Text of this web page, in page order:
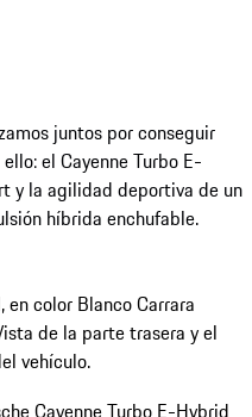
juntos por conseguir
el Cayenne Turbo E-
y la agilidad deportiva de un
híbrida enchufable.